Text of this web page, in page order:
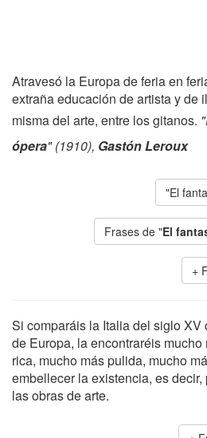
Atravesó la Europa de feria en
extraña educación de artista y de
misma del arte, entre los gitanos. "
ópera" (1910), Gastón Leroux
"El
Frases de "El
Si comparáis la Italia del siglo
de Europa, la encontraréis
rica, mucho más pulida, mucho
embellecer la existencia, es
las obras de arte.